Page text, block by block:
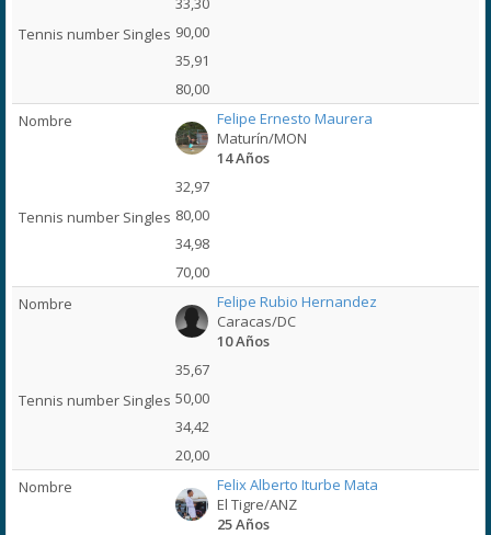
90,00
35,91
80,00
Felipe Ernesto Maurera
Maturín/MON
14 Años
32,97
80,00
34,98
70,00
Felipe Rubio Hernandez
Caracas/DC
10 Años
35,67
50,00
34,42
20,00
Felix Alberto Iturbe Mata
El Tigre/ANZ
25 Años